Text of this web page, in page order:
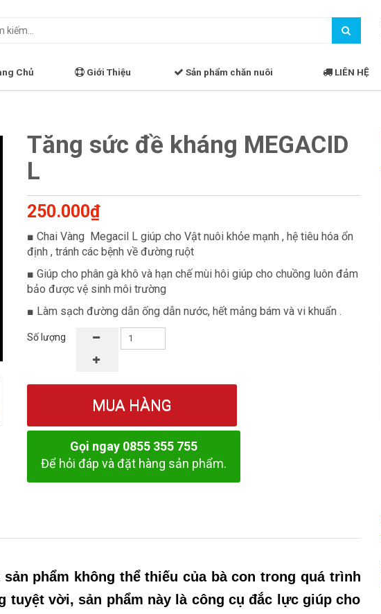
Chủ Giới Thiệu Sản phẩm chăn nuôi LIÊN HỆ
Tăng sức đề kháng MEGACID
L
250.000₫
■ Chai Vàng Megacil L giúp cho Vật nuôi khỏe mạnh , hệ tiêu hóa ổn
định , tránh các bệnh về đường ruột
■ Giúp cho phân gà khô và hạn chế mùi hôi giúp cho chuồng luôn đảm
bảo được vệ sinh môi trường
■ Làm sạch đường dẫn ống dẫn nước, hết mảng bám và vi khuẩn .
Số lượng
MUA HÀNG
Gọi ngay 0855 355 755
Để hỏi đáp và đặt hàng sản phẩm.
sản phẩm không thể thiếu của bà con trong quá trình
tuyệt vời, sản phẩm này là công cụ đắc lực giúp cho